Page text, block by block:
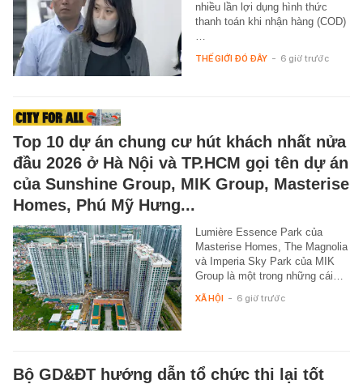
nhiều lần lợi dụng hình thức
thanh toán khi nhận hàng (COD)
…
THẾ GIỚI ĐÓ ĐÂY - 6 giờ trước
Top 10 dự án chung cư hút khách nhất nửa
đầu 2026 ở Hà Nội và TP.HCM gọi tên dự án
của Sunshine Group, MIK Group, Masterise
Homes, Phú Mỹ Hưng...
Lumière Essence Park của
Masterise Homes, The Magnolia
và Imperia Sky Park của MIK
Group là một trong những cái…
XÃ HỘI - 6 giờ trước
Bộ GD&ĐT hướng dẫn tổ chức thi lại tốt